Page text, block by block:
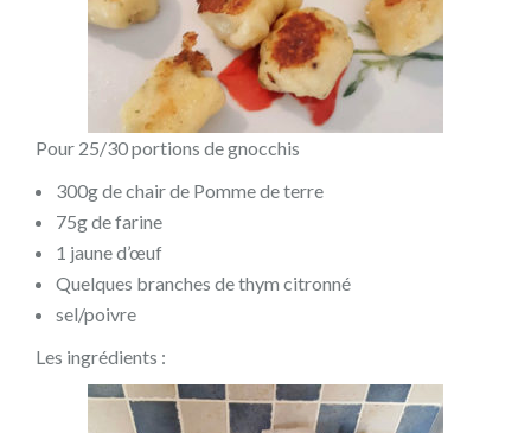
Pour 25/30 portions de gnocchis
300g de chair de Pomme de terre
75g de farine
1 jaune d’œuf
Quelques branches de thym citronné
sel/poivre
Les ingrédients :